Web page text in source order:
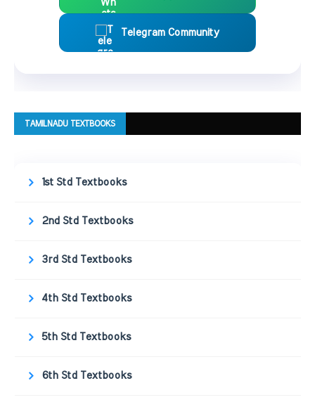
Telegram Community
TAMILNADU TEXTBOOKS
1st Std Textbooks
2nd Std Textbooks
3rd Std Textbooks
4th Std Textbooks
5th Std Textbooks
6th Std Textbooks